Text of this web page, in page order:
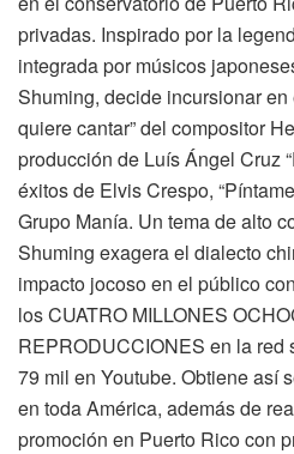
privadas. Inspirado por la
integrada por músicos
Shuming, decide incursionar
quiere cantar” del compositor
producción de Luís Ángel Cruz
éxitos de Elvis Crespo,
Grupo Manía. Un tema de alto
Shuming exagera el dialecto
impacto jocoso en el público
los CUATRO MILLONES
REPRODUCCIONES en la red
79 mil en Youtube. Obtiene así
en toda América, además de
promoción en Puerto Rico con